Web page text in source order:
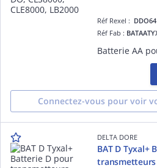
Réf Rexel :
Réf Fab :
Connectez-vous pour voir
DELTA DORE
BAT D Tyxal+ Batterie D pour